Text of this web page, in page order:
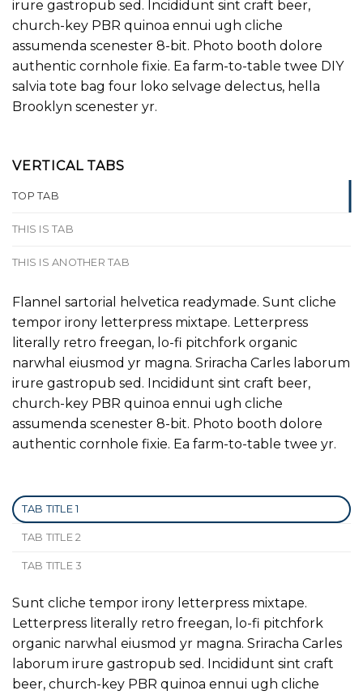
irure gastropub sed. Incididunt sint craft beer,
church-key PBR quinoa ennui ugh cliche
assumenda scenester 8-bit. Photo booth dolore
authentic cornhole fixie. Ea farm-to-table twee DIY
salvia tote bag four loko selvage delectus, hella
Brooklyn scenester yr.
VERTICAL TABS
TOP TAB
THIS IS TAB
THIS IS ANOTHER TAB
Flannel sartorial helvetica readymade. Sunt cliche
tempor irony letterpress mixtape. Letterpress
literally retro freegan, lo-fi pitchfork organic
narwhal eiusmod yr magna. Sriracha Carles laborum
irure gastropub sed. Incididunt sint craft beer,
church-key PBR quinoa ennui ugh cliche
assumenda scenester 8-bit. Photo booth dolore
authentic cornhole fixie. Ea farm-to-table twee yr.
TAB TITLE 1
TAB TITLE 2
TAB TITLE 3
Sunt cliche tempor irony letterpress mixtape.
Letterpress literally retro freegan, lo-fi pitchfork
organic narwhal eiusmod yr magna. Sriracha Carles
laborum irure gastropub sed. Incididunt sint craft
beer, church-key PBR quinoa ennui ugh cliche